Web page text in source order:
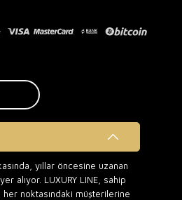
yıllar öncesine uzanan
alıyor. LUXURY LINE, sahip
her noktasındaki müşterilerine